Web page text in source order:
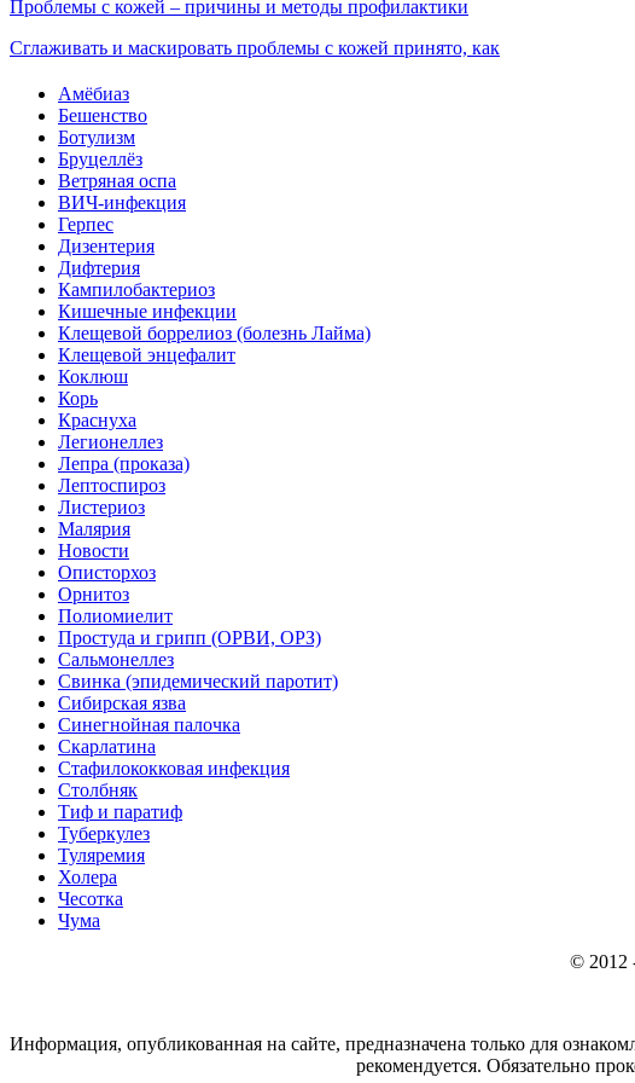
Проблемы с кожей – причины и методы профилактики
Сглаживать и маскировать проблемы с кожей принято, как
Амёбиаз
Бешенство
Ботулизм
Бруцеллёз
Ветряная оспа
ВИЧ-инфекция
Герпес
Дизентерия
Дифтерия
Кампилобактериоз
Кишечные инфекции
Клещевой боррелиоз (болезнь Лайма)
Клещевой энцефалит
Коклюш
Корь
Краснуха
Легионеллез
Лепра (проказа)
Лептоспироз
Листериоз
Малярия
Новости
Описторхоз
Орнитоз
Полиомиелит
Простуда и грипп (ОРВИ, ОРЗ)
Сальмонеллез
Свинка (эпидемический паротит)
Сибирская язва
Синегнойная палочка
Скарлатина
Стафилококковая инфекция
Столбняк
Тиф и паратиф
Туберкулез
Туляремия
Холера
Чесотка
Чума
© 2012
Информация, опубликованная на сайте, предназначена только для
рекомендуется. Обязательно